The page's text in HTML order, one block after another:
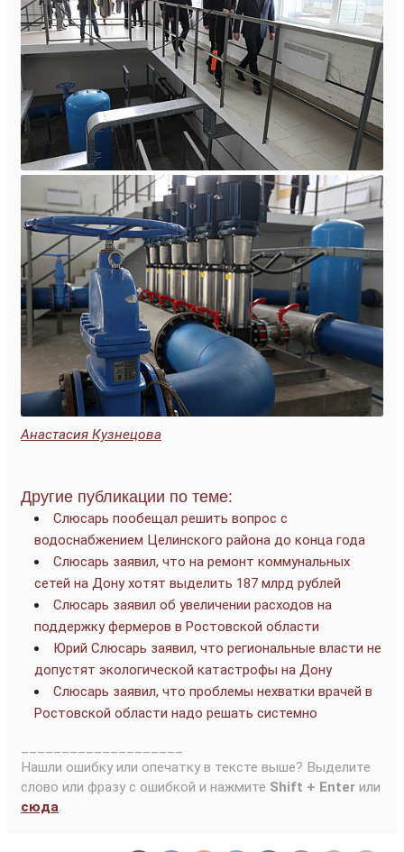
Анастасия Кузнецова
Другие публикации по теме:
Слюсарь пообещал решить вопрос с
водоснабжением Целинского района до конца года
Слюсарь заявил, что на ремонт коммунальных
сетей на Дону хотят выделить 187 млрд рублей
Слюсарь заявил об увеличении расходов на
поддержку фермеров в Ростовской области
Юрий Слюсарь заявил, что региональные власти не
допустят экологической катастрофы на Дону
Слюсарь заявил, что проблемы нехватки врачей в
Ростовской области надо решать системно
Нашли ошибку или опечатку в тексте выше? Выделите
слово или фразу с ошибкой и нажмите Shift + Enter или
сюда.